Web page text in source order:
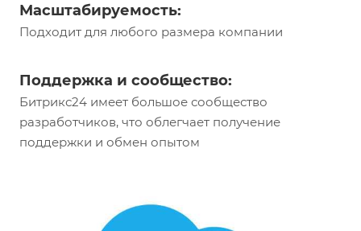
Масштабируемость:
Подходит для любого размера компании
Поддержка и сообщество:
Битрикс24 имеет большое сообщество
разработчиков, что облегчает получение
поддержки и обмен опытом